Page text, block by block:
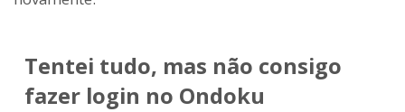
Tentei tudo, mas não consigo
fazer login no Ondoku